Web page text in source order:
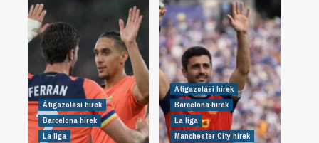
Átigazolási hírek
Barcelona hírek
La liga
Átigazolási hírek
Barcelona hírek
La liga
Manchester City hírek